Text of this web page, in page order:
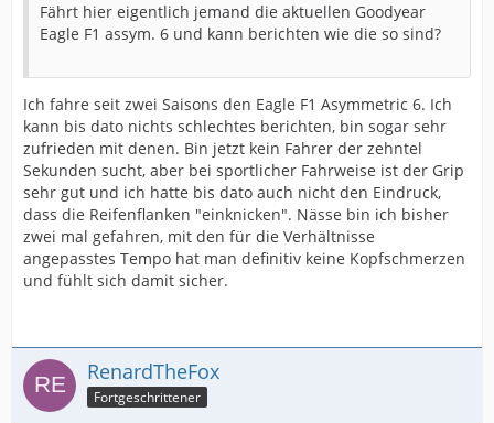
Fährt hier eigentlich jemand die aktuellen Goodyear
Eagle F1 assym. 6 und kann berichten wie die so sind?
Ich fahre seit zwei Saisons den Eagle F1 Asymmetric 6. Ich
kann bis dato nichts schlechtes berichten, bin sogar sehr
zufrieden mit denen. Bin jetzt kein Fahrer der zehntel
Sekunden sucht, aber bei sportlicher Fahrweise ist der Grip
sehr gut und ich hatte bis dato auch nicht den Eindruck,
dass die Reifenflanken "einknicken". Nässe bin ich bisher
zwei mal gefahren, mit den für die Verhältnisse
angepasstes Tempo hat man definitiv keine Kopfschmerzen
und fühlt sich damit sicher.
RenardTheFox
Fortgeschrittener